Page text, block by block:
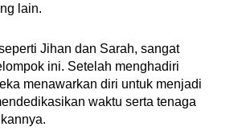
lain.
Jihan dan Sarah, sangat
ini. Setelah menghadiri
menawarkan diri untuk menjadi
waktu serta tenaga